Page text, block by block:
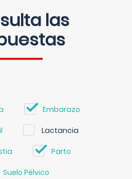
las
Embarazo
Lactancia
Parto
Suelo Pélvico